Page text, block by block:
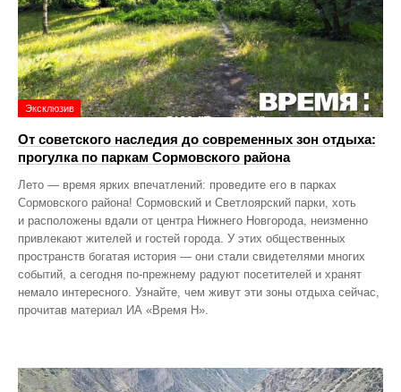
Эксклюзив
От советского наследия до современных зон отдыха:
прогулка по паркам Сормовского района
Лето — время ярких впечатлений: проведите его в парках
Сормовского района! Сормовский и Светлоярский парки, хоть
и расположены вдали от центра Нижнего Новгорода, неизменно
привлекают жителей и гостей города. У этих общественных
пространств богатая история — они стали свидетелями многих
событий, а сегодня по‑прежнему радуют посетителей и хранят
немало интересного. Узнайте, чем живут эти зоны отдыха сейчас,
прочитав материал ИА «Время Н».